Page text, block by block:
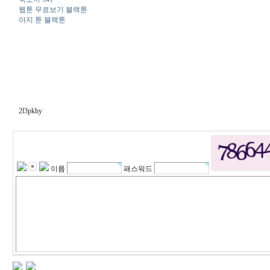
웹툰 무료보기 블랙툰
아지 툰 블랙툰
2l3pkhy
이름 패스워드